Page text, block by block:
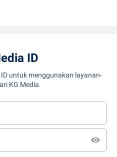
ID
untuk menggunakan layanan-
KG Media.